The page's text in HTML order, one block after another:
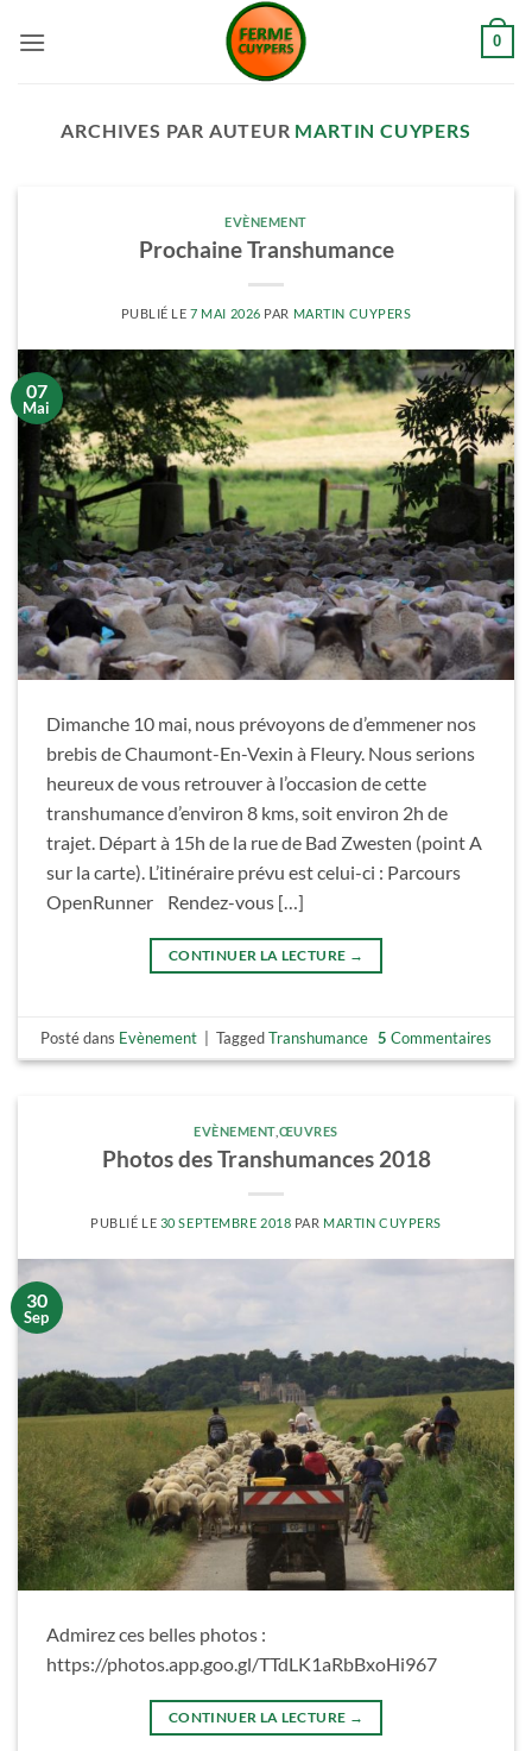
0
ARCHIVES PAR AUTEUR MARTIN CUYPERS
EVÈNEMENT
Prochaine Transhumance
PUBLIÉ LE7 MAI 2026 PAR MARTIN CUYPERS
07
Mai
Dimanche 10 mai, nous prévoyons de d’emmener nos
brebis de Chaumont-En-Vexin à Fleury. Nous serions
heureux de vous retrouver à l’occasion de cette
transhumance d’environ 8 kms, soit environ 2h de
trajet. Départ à 15h de la rue de Bad Zwesten (point A
sur la carte). L’itinéraire prévu est celui-ci : Parcours
OpenRunner Rendez-vous […]
CONTINUER LA LECTURE →
Posté dans Evènement TaggedTranshumance 5 Commentaires
EVÈNEMENT ŒUVRES
Photos des Transhumances 2018
PUBLIÉ LE 30 SEPTEMBRE 2018 PAR MARTIN CUYPERS
30
Sep
Admirez ces belles photos :
https://photos.app.goo.gl/TTdLK1aRbBxoHi967
CONTINUER LA LECTURE →